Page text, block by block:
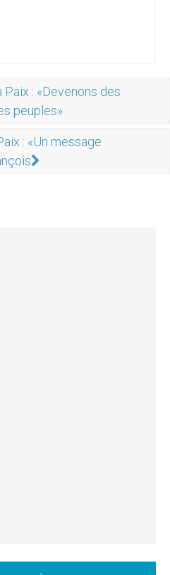
: «Devenons des
peuples»
: «Un message